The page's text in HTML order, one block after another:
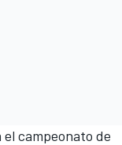
campeonato de